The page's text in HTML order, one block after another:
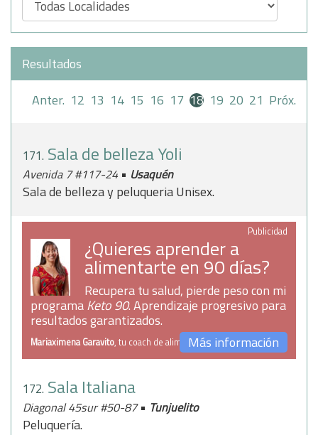
Resultados
Anter. 12 13 14 15 16 17 18 19 20 21 Próx.
171. Sala de belleza Yoli
Avenida 7 #117-24 • Usaquén
Sala de belleza y peluqueria Unisex.
Publicidad
¿Quieres aprender a
alimentarte en 90 días?
Recupera tu salud, pierde peso con mi
programaKeto 90. Aprendizaje progresivo para
resultados garantizados.
Mariaximena Garavito, tu coach de alimentaciónMás información
172. Sala Italiana
Diagonal 45sur #50-87• Tunjuelito
Peluquería.